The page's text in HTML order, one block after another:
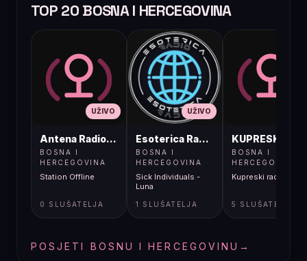
TOP 20 BOSNA I HERCEGOVINA
UŽIVO
Antena Radio, Jelah Tešanj
BOSNA I
HERCEGOVINA
Station Offline
0 SLUŠATELJA
UŽIVO
Esoterica Radio S1
BOSNA I
HERCEGOVINA
Sick Individuals -
Luna
1 SLUŠATELJA
BOSNA I
HERCEGOVINA
Kupreski radio
5 SLUŠATELJA
POSJETI BOSNU I HERCEGOVINU →